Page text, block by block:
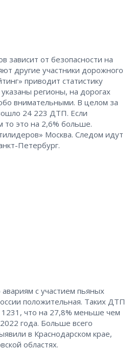
зависит от безопасности на
другие участники дорожного
приводит статистику
регионы, на дорогах
внимательными. В целом за
24 223 ДТП. Если
то это на 2,6% больше.
Москва. Следом идут
Петербург.
с участием пьяных
положительная. Таких ДТП
что на 27,8% меньше чем
года. Больше всего
в Краснодарском крае,
областях.